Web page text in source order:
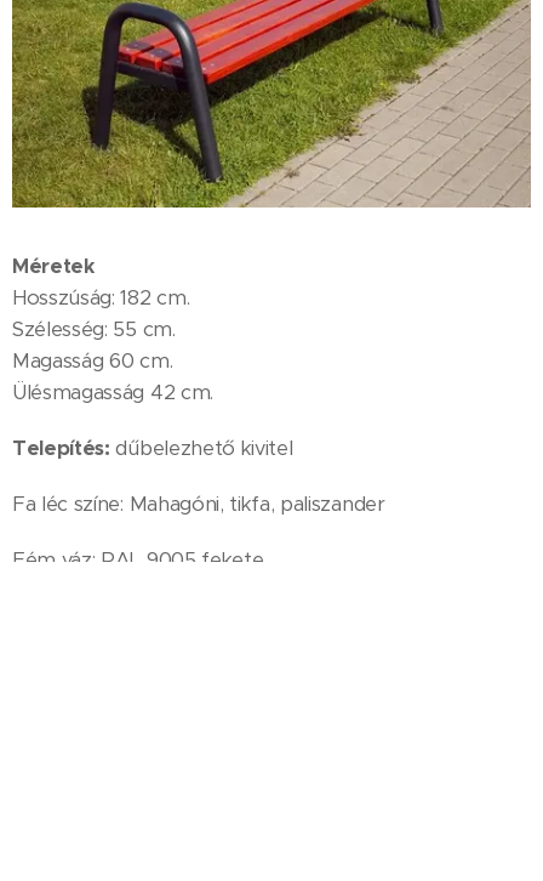
Méretek
Hosszúság: 182 cm.
Szélesség: 55 cm.
Magasság 60 cm.
Ülésmagasság 42 cm.
Telepítés:dűbelezhető kivitel
Fa léc színe: Mahagóni, tikfa, paliszander
Fém váz: RAL 9005 fekete